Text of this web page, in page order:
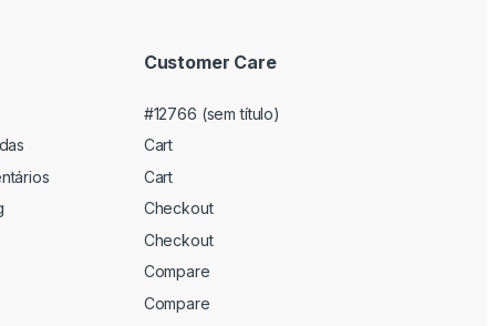
Customer Care
#12766 (sem título)
Cart
Cart
Checkout
Checkout
Compare
Compare